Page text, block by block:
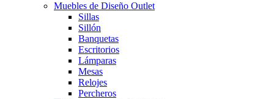
Muebles de Diseño Outlet
Sillas
Sillón
Banquetas
Escritorios
Lámparas
Mesas
Relojes
Percheros